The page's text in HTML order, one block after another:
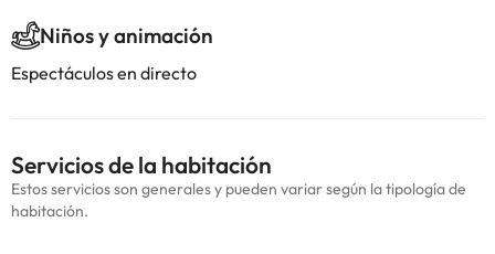
Niños y animación
Espectáculos en directo
Servicios de la habitación
Estos servicios son generales y pueden variar según la tipología de
habitación.